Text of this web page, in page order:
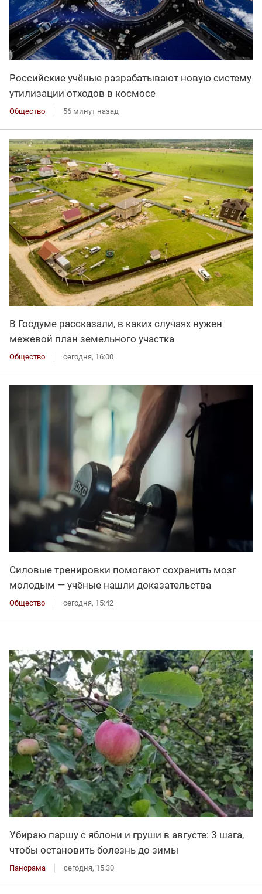
Российские учёные разрабатывают новую систему
утилизации отходов в космосе
Общество 56 минут назад
В Госдуме рассказали, в каких случаях нужен
межевой план земельного участка
Общество сегодня, 16:00
Силовые тренировки помогают сохранить мозг
молодым — учёные нашли доказательства
Общество сегодня, 15:42
Убираю паршу с яблони и груши в августе: 3 шага,
чтобы остановить болезнь до зимы
Панорама сегодня, 15:30